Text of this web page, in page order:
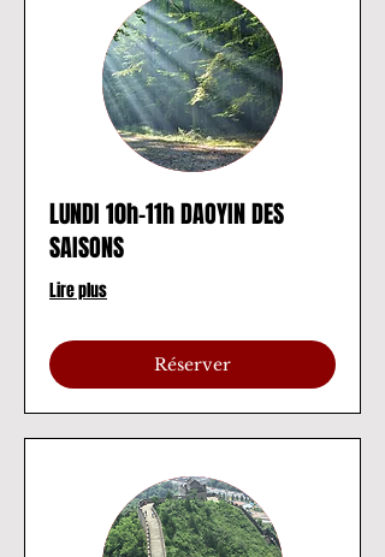
LUNDI 10h-11h DAOYIN DES
SAISONS
Lire plus
Réserver